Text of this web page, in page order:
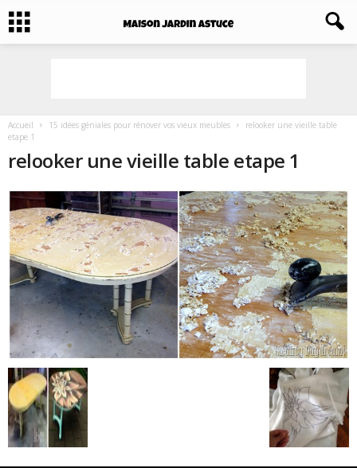
Accueil 15 idées géniales pour rénover vos vieux meubles
relooker une vieille table
etape 1
relooker une vieille table etape 1